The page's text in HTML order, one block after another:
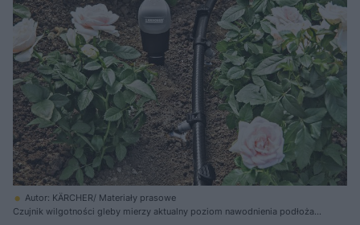
Autor: KÄRCHER/ Materiały prasowe
Czujnik wilgotności gleby mierzy aktualny poziom nawodnienia podłoża i